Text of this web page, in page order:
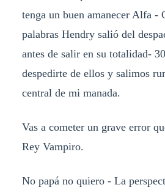
tenga un buen amanecer Alfa -
palabras Hendry salió del
antes de salir en su totalidad-
despedirte de ellos y salimos
central de mi manada.
Vas a cometer un grave error
Rey Vampiro.
No papá no quiero - La